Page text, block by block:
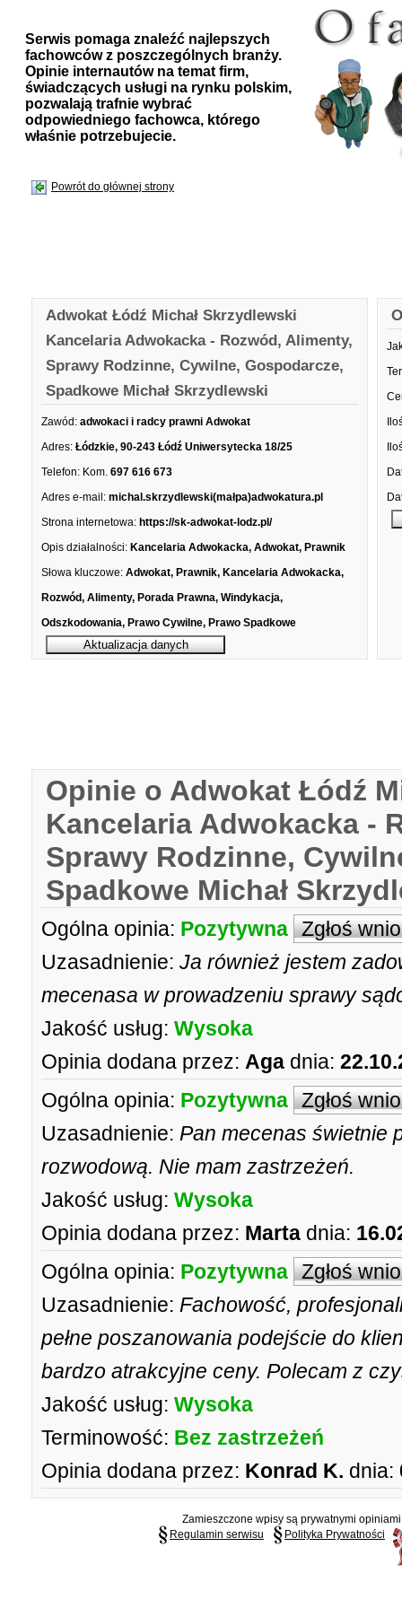
Serwis pomaga znaleźć najlepszych
fachowców z poszczególnych branży.
Opinie internautów na temat firm,
świadczących usługi na rynku polskim,
pozwalają trafnie wybrać
odpowiedniego fachowca, którego
właśnie potrzebujecie.
Powrót do głównej strony
Adwokat Łódź Michał Skrzydlewski
Kancelaria Adwokacka - Rozwód, Alimenty,
Sprawy Rodzinne, Cywilne, Gospodarcze,
Spadkowe Michał Skrzydlewski
Zawód: adwokaci i radcy prawni Adwokat
Adres: Łódzkie, 90-243 Łódź Uniwersytecka 18/25
Telefon: Kom. 697 616 673
Adres e-mail: michal.skrzydlewski(małpa)adwokatura.pl
Strona internetowa: https://sk-adwokat-lodz.pl/
Opis działalności: Kancelaria Adwokacka, Adwokat, Prawnik
Słowa kluczowe: Adwokat, Prawnik, Kancelaria Adwokacka,
Rozwód, Alimenty, Porada Prawna, Windykacja,
Odszkodowania, Prawo Cywilne, Prawo Spadkowe
Opinie o Adwokat Łódź
Kancelaria Adwokacka -
Sprawy Rodzinne,
Spadkowe Michał
Ogólna opinia: Pozytywna Zgłoś
Uzasadnienie: Ja również jestem
mecenasa w prowadzeniu sprawy
Jakość usług: Wysoka
Opinia dodana przez: Aga dnia:
Ogólna opinia: Pozytywna Zgłoś
Uzasadnienie: Pan mecenas świetnie
rozwodową. Nie mam zastrzeżeń.
Jakość usług: Wysoka
Opinia dodana przez: Marta dnia:
Ogólna opinia: Pozytywna Zgłoś
Uzasadnienie: Fachowość,
pełne poszanowania podejście do
bardzo atrakcyjne ceny. Polecam z
Jakość usług: Wysoka
Terminowość: Bez zastrzeżeń
Opinia dodana przez: Konrad K. dnia:
Zamieszczone wpisy są prywatnymi
Regulamin serwisu
Polityka Prywatności